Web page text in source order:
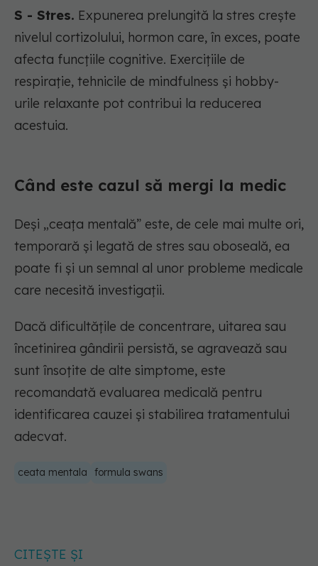
S - Stres. Expunerea prelungită la stres crește
nivelul cortizolului, hormon care, în exces, poate
afecta funcțiile cognitive. Exercițiile de
respirație, tehnicile de mindfulness și hobby-
urile relaxante pot contribui la reducerea
acestuia.
Când este cazul să mergi la medic
Deși „ceața mentală” este, de cele mai multe ori,
temporară și legată de stres sau oboseală, ea
poate fi și un semnal al unor probleme medicale
care necesită investigații.
Dacă dificultățile de concentrare, uitarea sau
încetinirea gândirii persistă, se agravează sau
sunt însoțite de alte simptome, este
recomandată evaluarea medicală pentru
identificarea cauzei și stabilirea tratamentului
adecvat.
ceata mentala formula swans
CITEȘTE ȘI